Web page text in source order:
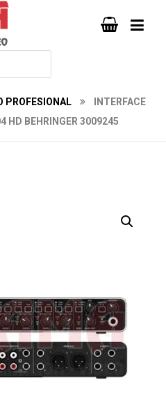
PROFESIONAL
INTERFACE
HD BEHRINGER 3009245